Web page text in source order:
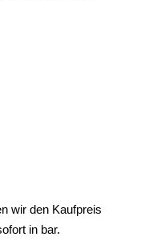
wir den Kaufpreis
in bar.